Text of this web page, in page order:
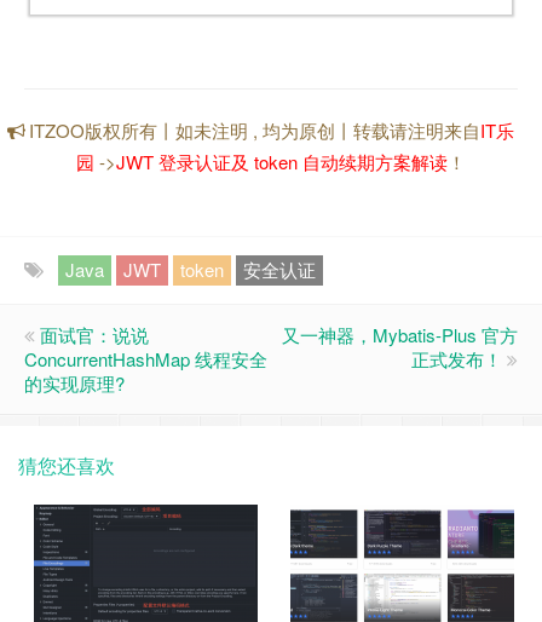
ITZOO版权所有丨如未注明 , 均为原创丨转载请注明来自IT乐
园 ->JWT 登录认证及 token 自动续期方案解读 ！
Java JWT token 安全认证
面试官：说说
ConcurrentHashMap 线程安全
的实现原理?
又一神器，Mybatis-Plus 官方
正式发布！
猜您还喜欢